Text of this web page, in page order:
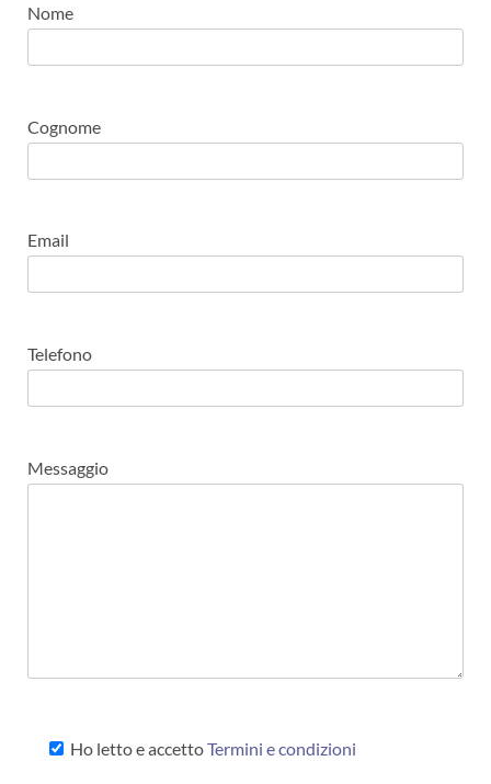
Nome
Cognome
Email
Telefono
Messaggio
Ho letto e accettoTermini e condizioni